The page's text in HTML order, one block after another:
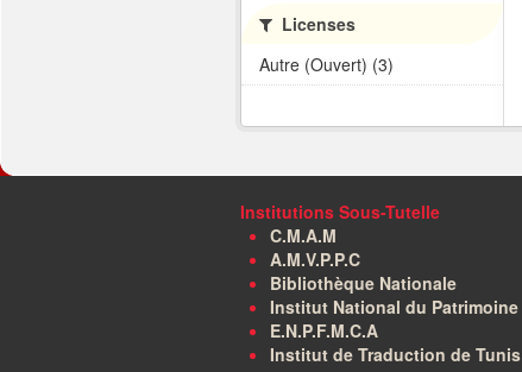
Licenses
Autre (Ouvert) (3)
Institutions Sous-Tutelle
C.M.A.M
A.M.V.P.P.C
Bibliothèque Nationale
Institut National du Patrimoine
E.N.P.F.M.C.A
Institut de Traduction de Tunis